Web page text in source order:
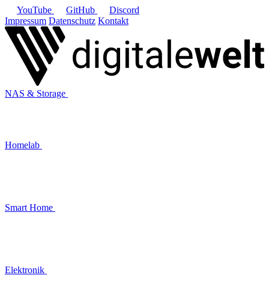
YouTube GitHub
Discord
Impressum Datenschutz Kontakt
NAS & Storage
Homelab
Smart Home
Elektronik